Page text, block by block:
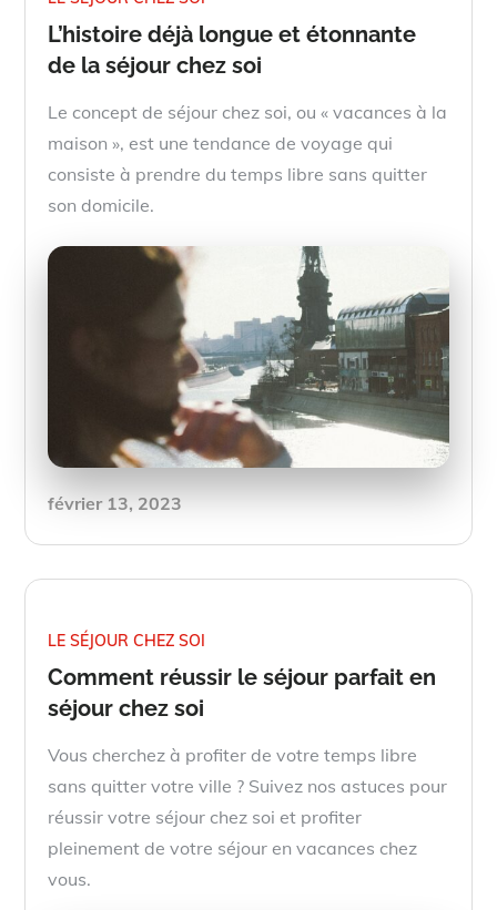
L’histoire déjà longue et étonnante
de la séjour chez soi
Le concept de séjour chez soi, ou « vacances à la
maison », est une tendance de voyage qui
consiste à prendre du temps libre sans quitter
son domicile.
Posted
février 13, 2023
LE SÉJOUR CHEZ SOI
Comment réussir le séjour parfait en
séjour chez soi
Vous cherchez à profiter de votre temps libre
sans quitter votre ville ? Suivez nos astuces pour
réussir votre séjour chez soi et profiter
pleinement de votre séjour en vacances chez
vous.